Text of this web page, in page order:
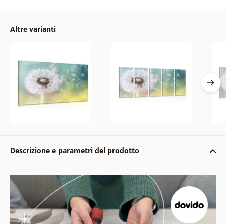
Altre varianti
Descrizione e parametri del prodotto